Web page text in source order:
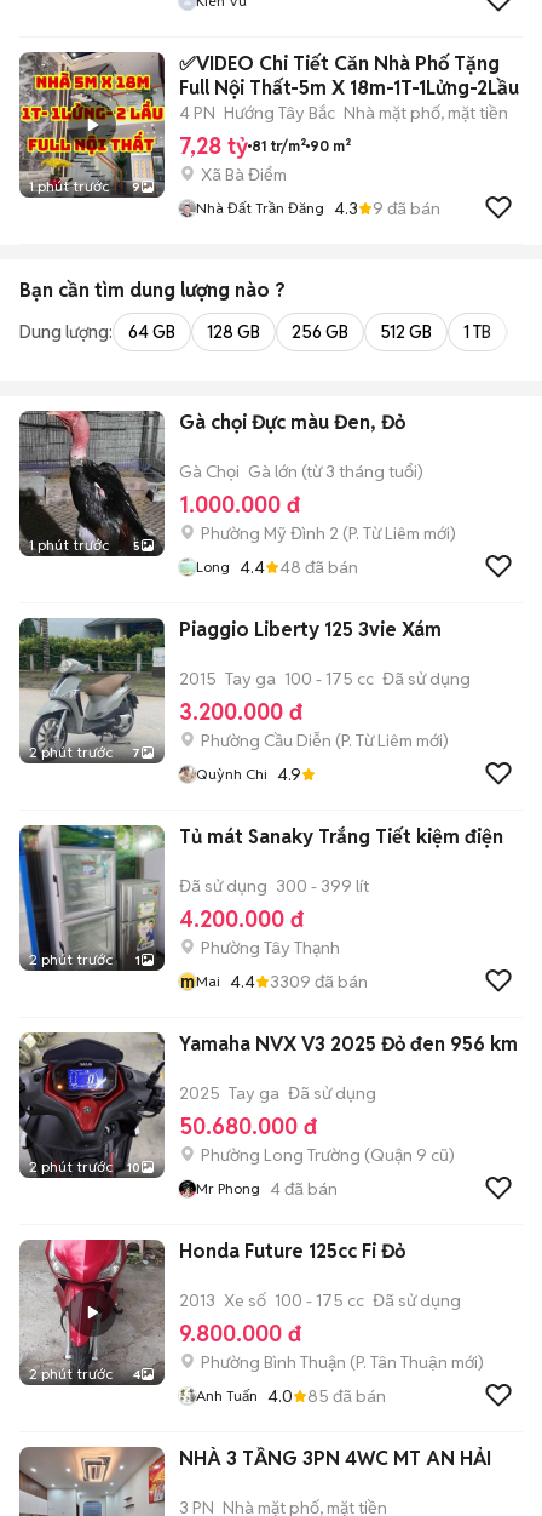
1 phút trước 9
✅VIDEO Chi Tiết Căn Nhà Phố Tặng
Full Nội Thất-5m X 18m-1T-1Lửng-2Lầu
4 PN Hướng Tây Bắc Nhà mặt phố, mặt tiền
7,28 tỷ 81 tr/m² 90 m²
Xã Bà Điểm
Nhà Đất Trần Đăng 4.3 9 đã bán
Bạn cần tìm dung lượng nào ?
Dung lượng: 64 GB 128 GB 256 GB 512 GB 1 TB
1 phút trước 5
Gà chọi Đực màu Đen, Đỏ
Gà Chọi Gà lớn (từ 3 tháng tuổi)
1.000.000 đ
Phường Mỹ Đình 2 (P. Từ Liêm mới)
Long 4.4 48 đã bán
2 phút trước 7
Piaggio Liberty 125 3vie Xám
2015 Tay ga 100 - 175 cc Đã sử dụng
3.200.000 đ
Phường Cầu Diễn (P. Từ Liêm mới)
Quỳnh Chi 4.9
2 phút trước 1
Tủ mát Sanaky Trắng Tiết kiệm điện
Đã sử dụng 300 - 399 lít
4.200.000 đ
Phường Tây Thạnh
mMai 4.4 3309 đã bán
2 phút trước 10
Yamaha NVX V3 2025 Đỏ đen 956 km
2025 Tay ga Đã sử dụng
50.680.000 đ
Phường Long Trường (Quận 9 cũ)
Mr Phong 4đã bán
2 phút trước 4
Honda Future 125cc Fi Đỏ
2013 Xe số 100 - 175 cc Đã sử dụng
9.800.000 đ
Phường Bình Thuận (P. Tân Thuận mới)
Anh Tuấn 4.0 85 đã bán
NHÀ 3 TẦNG 3PN 4WC MT AN HẢI
3 PN Nhà mặt phố, mặt tiền